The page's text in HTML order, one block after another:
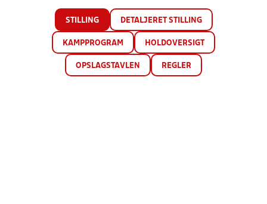
STILLING DETALJERET STILLING
KAMPPROGRAM HOLDOVERSIGT
OPSLAGSTAVLEN REGLER